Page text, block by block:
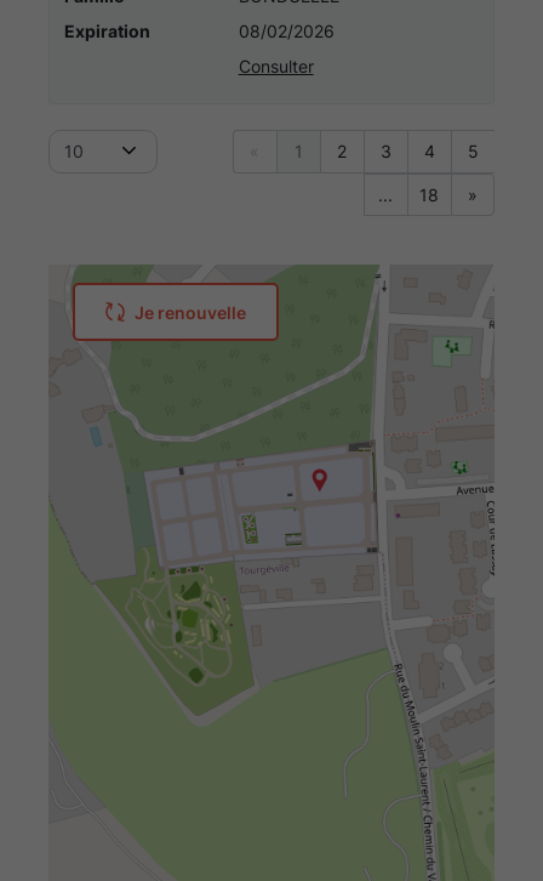
Expiration
08/02/2026
Consulter
10 1 2 3 4 5
... 18 »
Je renouvelle